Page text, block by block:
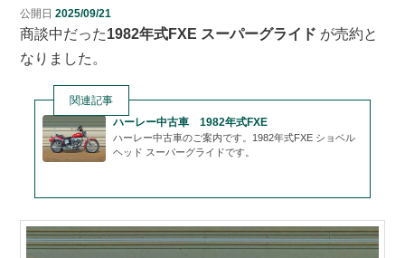
ツ
移
へ
動
公開日 2025/09/21
商談中だった1982年式FXE スーパーグライド が売約と
なりました。
関連記事
ハーレー中古車 1982年式FXE
ハーレー中古車のご案内です。1982年式FXE ショベル
ヘッド スーパーグライドです。